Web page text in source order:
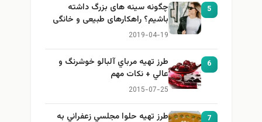
5
چگونه سینه های بزرگ داشته
باشیم؟ راهکارهای طبیعی و خانگی
برای بزرگ کردن سینه
2019-04-19
6
طرز تهيه مرباي آلبالو خوشرنگ و
عالي + نكات مهم
2015-07-25
7
طرز تهيه حلوا مجلسي زعفراني به